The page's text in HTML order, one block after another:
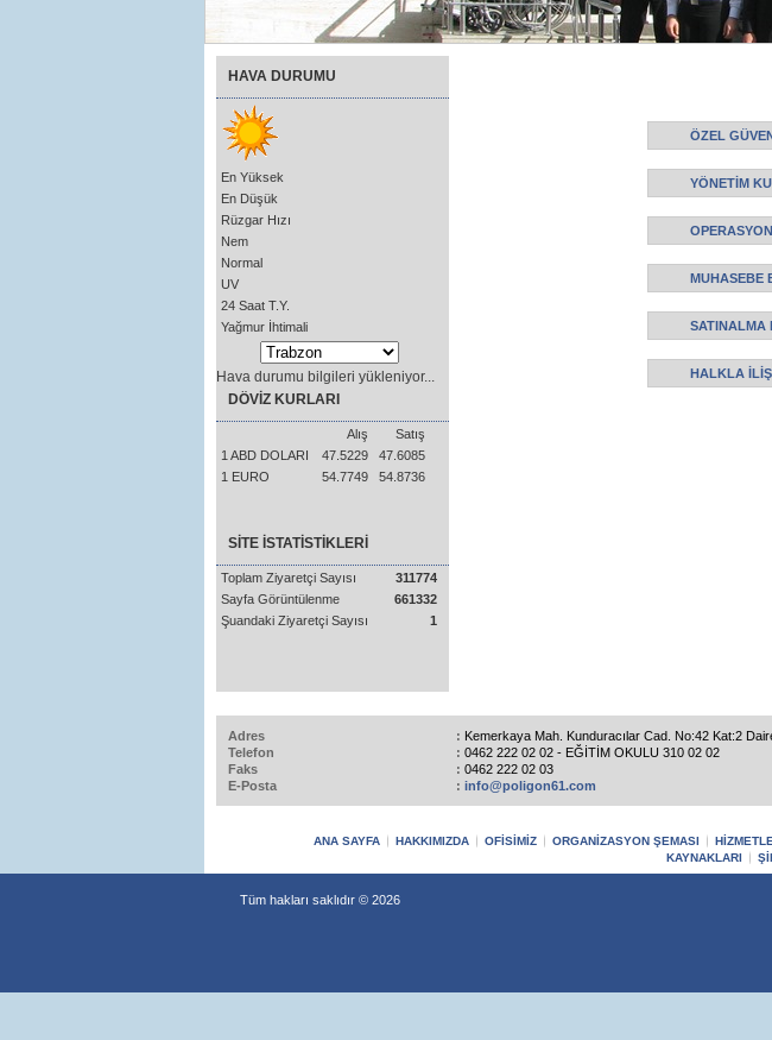
HAVA DURUMU
En Yüksek
En Düşük
Rüzgar Hızı
Nem
Normal
UV
24 Saat T.Y.
Yağmur İhtimali
Hava durumu bilgileri yükleniyor...
DÖVİZ KURLARI
Alış
Satış
1 ABD DOLARI
47.5229
47.6085
1 EURO
54.7749 54.8736
SİTE İSTATİSTİKLERİ
Toplam Ziyaretçi Sayısı
311774
Sayfa Görüntülenme
661332
Şuandaki Ziyaretçi Sayısı
1
ÖZEL
YÖNETİM
MUHASEBE
SATINALMA
HALKLA
Adres : Kemerkaya Mah. Kunduracılar Cad. No:42 Kat:2
Telefon
: 0462 222 02 02 - EĞİTİM OKULU 310 02 02
Faks
: 0462 222 02 03
E-Posta
: info@poligon61.com
ANA SAYFA HAKKIMIZDA OFİSİMİZ ORGANİZASYON ŞEMASI
KAYNAKLARI
Tüm hakları saklıdır © 2026